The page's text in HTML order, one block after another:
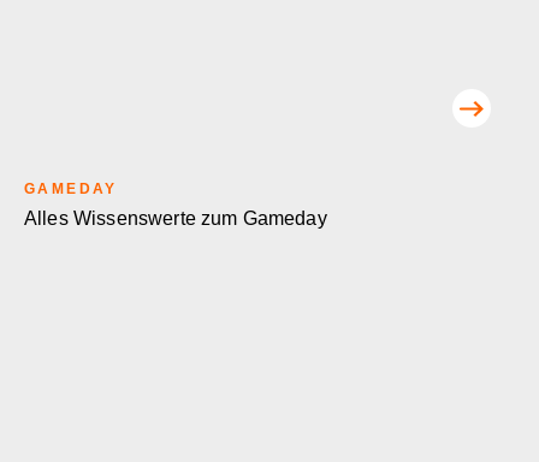
GAMEDAY
Alles Wissenswerte zum Gameday